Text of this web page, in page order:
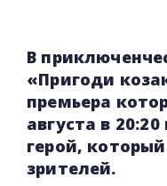
В
«Пригоди
премьера
августа в
герой,
зрителей.